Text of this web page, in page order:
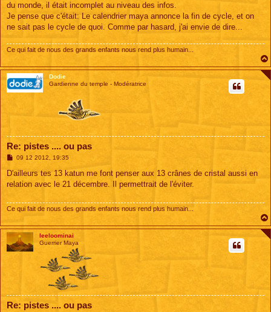
du monde, il était incomplet au niveau des infos.
Je pense que c'était: Le calendrier maya annonce la fin de cycle, et on
ne sait pas le cycle de quoi. Comme par hasard, j'ai envie de dire...
Ce qui fait de nous des grands enfants nous rend plus humain...
Dodie
Gardienne du temple - Modératrice
Re: pistes .... ou pas
M
s
a
09 12 2012, 19:35
D'ailleurs tes 13 katun me font penser aux 13 crânes de cristal aussi en
relation avec le 21 décembre. Il permettrait de l'éviter.
Ce qui fait de nous des grands enfants nous rend plus humain...
leeloominai
Guerrier Maya
Re: pistes .... ou pas